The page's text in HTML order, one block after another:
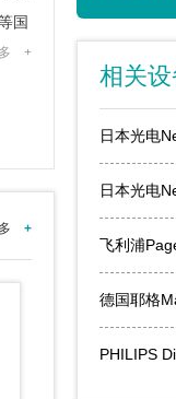
国
+
+
相关设
日本光电
日本光电
飞利浦
德国耶格
PHILIPS